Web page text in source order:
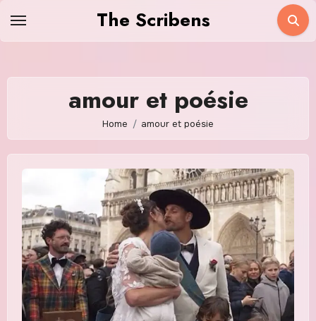
The Scribens
amour et poésie
Home amour et poésie